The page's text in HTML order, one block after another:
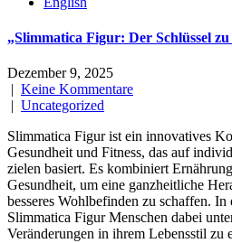
„Slimmatica Figur: Der Schlüssel
Dezember 9, 2025
| Keine Kommentare
| Uncategorized
Slimmatica Figur ist ein innovatives
Gesundheit und Fitness, das auf
zielen basiert. Es kombiniert
Gesundheit, um eine ganzheitliche
besseres Wohlbefinden zu schaffen.
Slimmatica Figur Menschen dabei
Veränderungen in ihrem Lebensstil zu